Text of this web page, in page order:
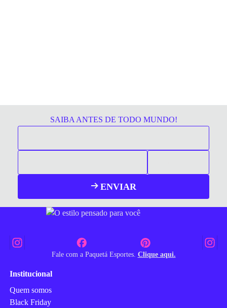
SAIBA ANTES DE TODO MUNDO!
ENVIAR
Fale com a Paquetá Esportes. Clique aqui.
Institucional
Quem somos
Black Friday